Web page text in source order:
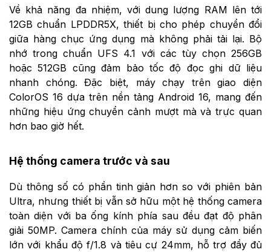
Về khả năng đa nhiệm, với dung lượng RAM lên tới
12GB chuẩn LPDDR5X, thiết bị cho phép chuyển đổi
giữa hàng chục ứng dụng mà không phải tải lại. Bộ
nhớ trong chuẩn UFS 4.1 với các tùy chọn 256GB
hoặc 512GB cũng đảm bảo tốc độ đọc ghi dữ liệu
nhanh chóng. Đặc biệt, máy chạy trên giao diện
ColorOS 16 dựa trên nền tảng Android 16, mang đến
những hiệu ứng chuyển cảnh mượt mà và trực quan
hơn bao giờ hết.
Hệ thống camera trước và sau
Dù thông số có phần tinh giản hơn so với phiên bản
Ultra, nhưng thiết bị vẫn sở hữu một hệ thống camera
toàn diện với ba ống kính phía sau đều đạt độ phân
giải 50MP. Camera chính của máy sử dụng cảm biến
lớn với khẩu độ f/1.8 và tiêu cự 24mm, hỗ trợ đầy đủ